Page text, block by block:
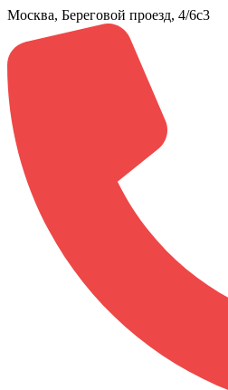
Москва, Береговой проезд, 4/6с3